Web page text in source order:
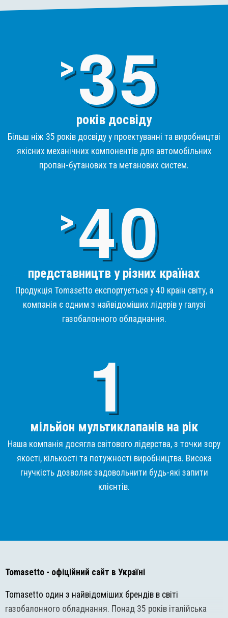
>3
років досвіду
Більш ніж 35 років досвіду у проектуванні та виробництві
якісних механічних компонентів для автомобільних
пропан-бутанових та метанових систем.
>4
представництв у різних країнах
Продукція Tomasetto експортується у 40 країн світу, а
компанія є одним з найвідоміших лідерів у галузі
газобалонного обладнання.
мільйон мультиклапанів на рік
Наша компанія досягла світового лідерства, з точки зору
якості, кількості та потужності виробництва. Висока
гнучкість дозволяє задовольнити будь-які запити
клієнтів.
Tomasetto - офіційний сайт в Україні
Tomasetto один з найвідоміших брендів в світі
газобалонного обладнання. Понад 35 років італійська